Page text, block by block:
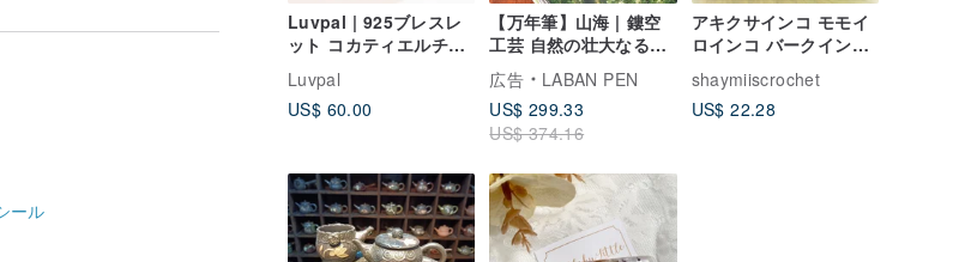
Luvpal | 925ブレスレ
ット コカティエルチャ
ーム 本物のルビーハー
ト | Emotional Day -
Love
Luvpal
US$ 60.00
【万年筆】山海 | 鏤空
工芸 自然の壮大なる美
景 プレミアム文具
広告
LABAN PEN
US$ 299.33
US$ 374.16
アキクサインコ モモイ
ロインコ バークインコ
小型ぬいぐるみ＆ころ
んと丸いフォルム 愛ら
しいペット鳥
shaymiiscrochet
US$ 22.28
ール